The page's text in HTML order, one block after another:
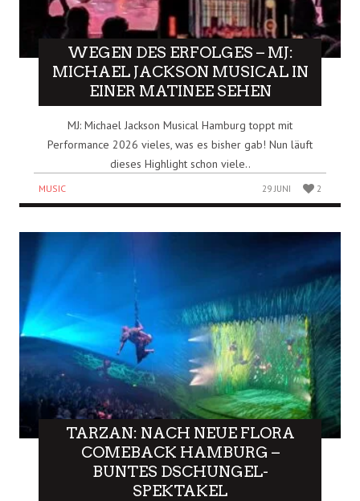
WEGEN DES ERFOLGES – MJ:
MICHAEL JACKSON MUSICAL IN
EINER MATINEE SEHEN
MJ: Michael Jackson Musical Hamburg toppt mit
Performance 2026 vieles, was es bisher gab! Nun läuft
dieses Highlight schon viele..
MUSIC 29 JUNI 2
TARZAN: NACH NEUE FLORA
COMEBACK HAMBURG –
BUNTES DSCHUNGEL-
SPEKTAKEL